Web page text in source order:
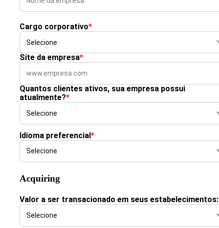
Cargo corporativo*
Site da empresa*
Quantos clientes ativos, sua empresa possui
atualmente?*
Idioma preferencial*
Acquiring
Valor a ser transacionado em seus estabelecimentos: